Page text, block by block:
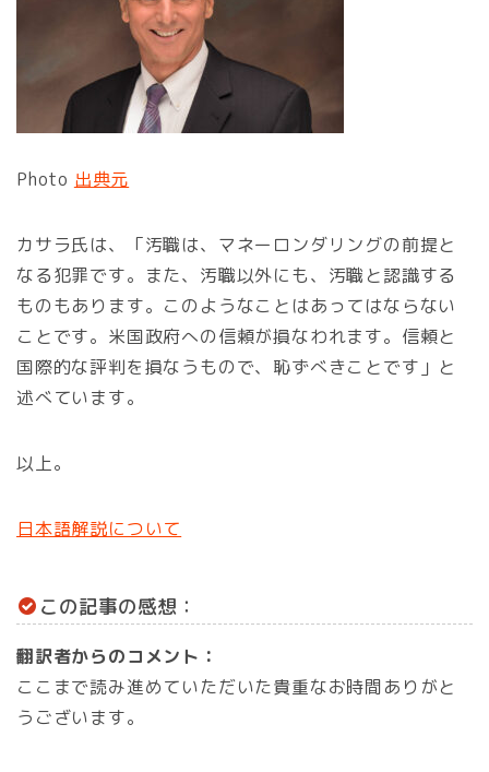
Photo 出典元
カサラ氏は、「汚職は、マネーロンダリングの前提と
なる犯罪です。また、汚職以外にも、汚職と認識する
ものもあります。このようなことはあってはならない
ことです。米国政府への信頼が損なわれます。信頼と
国際的な評判を損なうもので、恥ずべきことです」と
述べています。
以上。
日本語解説について
この記事の感想：
翻訳者からのコメント：
ここまで読み進めていただいた貴重なお時間ありがと
うございます。